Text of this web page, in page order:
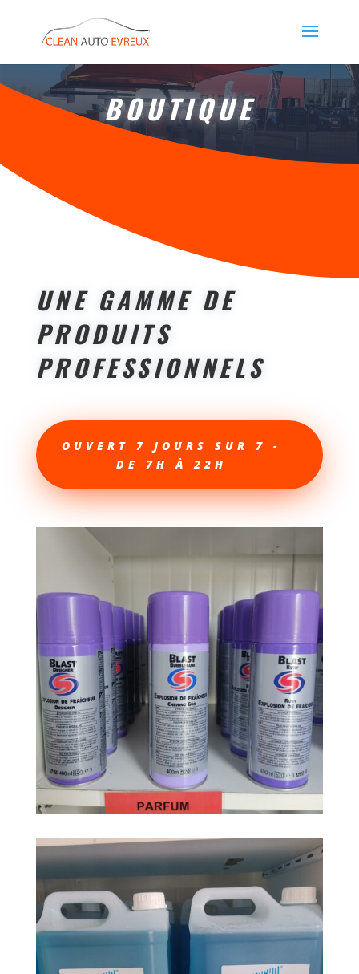
BOUTIQUE
UNE GAMME DE
PRODUITS
PROFESSIONNELS
OUVERT 7 JOURS SUR 7 -
DE 7H À 22H